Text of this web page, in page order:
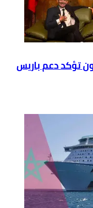
تؤكد دعم باريس